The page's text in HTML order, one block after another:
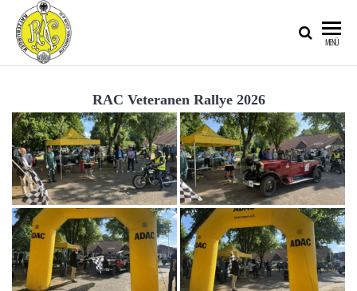
AUTOMOBIL-
CLUB IM
ADAC E.V.
MENÜ
RAC Veteranen Rallye 2026